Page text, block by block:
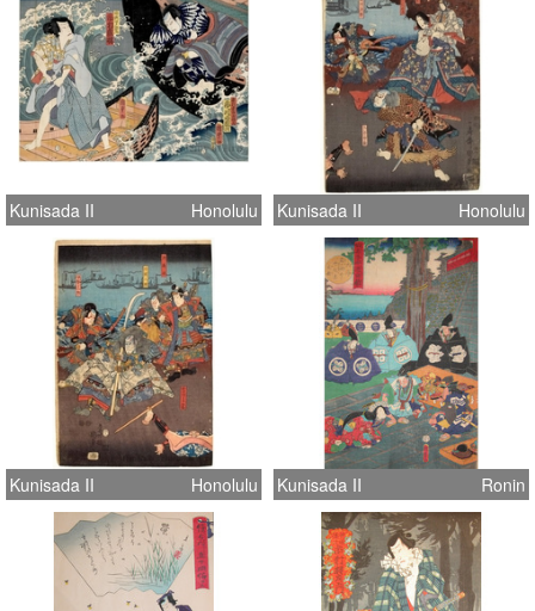
Kunisada II Honolulu Kunisada II Honolulu
Kunisada II Honolulu Kunisada II Ronin